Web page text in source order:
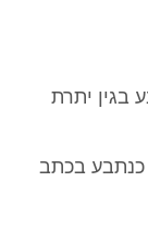
בגין יתרת
כנתבע בכתב